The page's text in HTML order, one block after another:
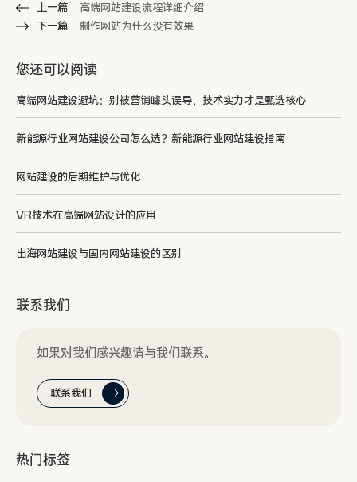
上一篇
高端网站建设流程详细介绍
下一篇
制作网站为什么没有效果
您还可以阅读
高端网站建设避坑：别被营销噱头误导，技术实力才是甄选核心
新能源行业网站建设公司怎么选？新能源行业网站建设指南
网站建设的后期维护与优化
VR技术在高端网站设计的应用
出海网站建设与国内网站建设的区别
联系我们
如果对我们感兴趣请与我们联系。
联系我们
热门标签